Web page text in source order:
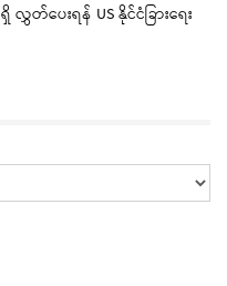
လွှတ်ပေးရန် US နိုင်ငံခြားရေး